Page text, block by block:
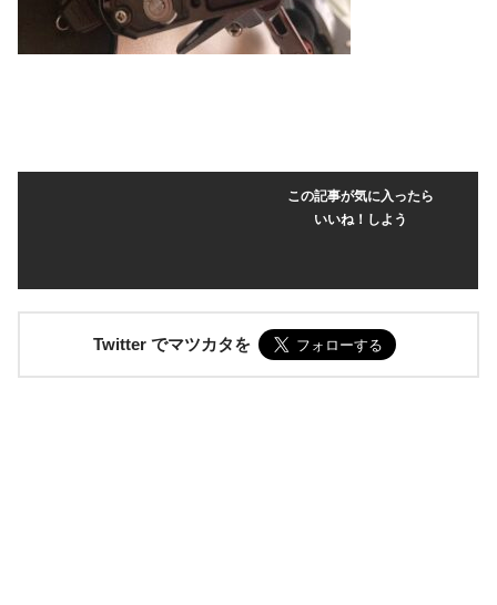
この記事が気に入ったら
いいね！しよう
Twitter でマツカタを